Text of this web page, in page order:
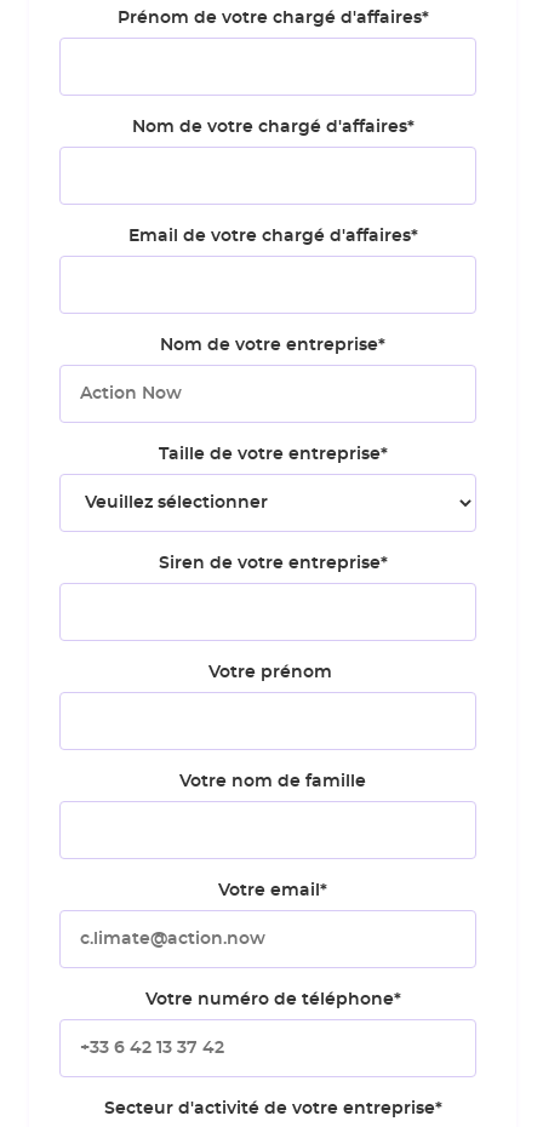
Prénom de votre chargé d'affaires*
Nom de votre chargé d'affaires*
Email de votre chargé d'affaires*
Nom de votre entreprise*
Taille de votre entreprise*
Siren de votre entreprise*
Votre prénom
Votre nom de famille
Votre email *
Votre numéro de téléphone*
Secteur d'activité de votre entreprise*